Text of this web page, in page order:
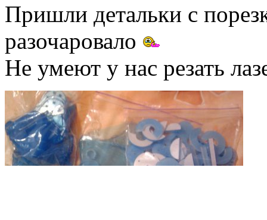
Пришли детальки с
разочаровало
Не умеют у нас резать